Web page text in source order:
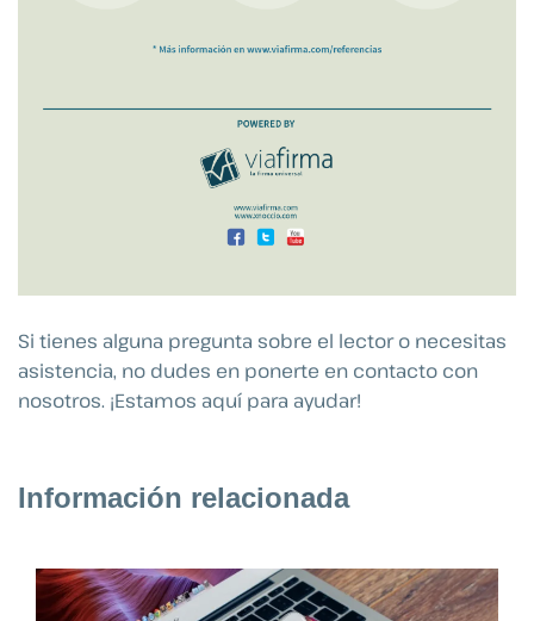
Si tienes alguna pregunta sobre el lector o necesitas
asistencia, no dudes en ponerte en contacto con
nosotros. ¡Estamos aquí para ayudar!
Información relacionada